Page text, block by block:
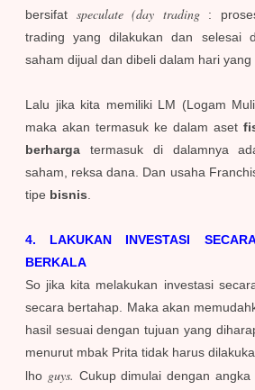
bersifat speculate (day trading
:
trading yang dilakukan dan selesai
saham dijual dan dibeli dalam hari yang
Lalu jika kita memiliki LM (Logam
maka akan termasuk ke dalam aset
berharga termasuk di dalamnya
saham, reksa dana. Dan usaha
tipe bisnis.
4. LAKUKAN INVESTASI
BERKALA
So jika kita melakukan investasi
secara bertahap. Maka akan
hasil sesuai dengan tujuan yang
menurut mbak Prita tidak harus
lho guys. Cukup dimulai dengan